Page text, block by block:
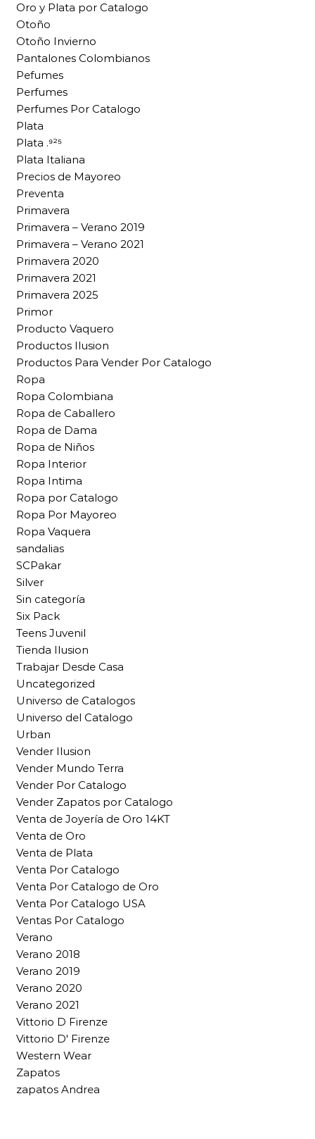
Oro y Plata por Catalogo
Otoño
Otoño Invierno
Pantalones Colombianos
Pefumes
Perfumes
Perfumes Por Catalogo
Plata
Plata .⁹²⁵
Plata Italiana
Precios de Mayoreo
Preventa
Primavera
Primavera – Verano 2019
Primavera – Verano 2021
Primavera 2020
Primavera 2021
Primavera 2025
Primor
Producto Vaquero
Productos Ilusion
Productos Para Vender Por Catalogo
Ropa
Ropa Colombiana
Ropa de Caballero
Ropa de Dama
Ropa de Niños
Ropa Interior
Ropa Intima
Ropa por Catalogo
Ropa Por Mayoreo
Ropa Vaquera
sandalias
SCPakar
Silver
Sin categoría
Six Pack
Teens Juvenil
Tienda Ilusion
Trabajar Desde Casa
Uncategorized
Universo de Catalogos
Universo del Catalogo
Urban
Vender Ilusion
Vender Mundo Terra
Vender Por Catalogo
Vender Zapatos por Catalogo
Venta de Joyería de Oro 14KT
Venta de Oro
Venta de Plata
Venta Por Catalogo
Venta Por Catalogo de Oro
Venta Por Catalogo USA
Ventas Por Catalogo
Verano
Verano 2018
Verano 2019
Verano 2020
Verano 2021
Vittorio D Firenze
Vittorio D' Firenze
Western Wear
Zapatos
zapatos Andrea